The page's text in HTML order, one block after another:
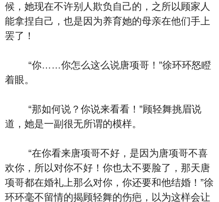
候，她现在不许别人欺负自己的，之所以顾家人
能拿捏自己，也是因为养育她的母亲在他们手上
罢了！
“你……你怎么这么说唐项哥！”徐环环怒瞪
着眼。
“那如何说？你说来看看！”顾轻舞挑眉说
道，她是一副很无所谓的模样。
“在你看来唐项哥不好，是因为唐项哥不喜
欢你，所以对你不好！你也太不要脸了，那天唐
项哥都在婚礼上那么对你，你还要和他结婚！”徐
环环毫不留情的揭顾轻舞的伤疤，以为这样会让